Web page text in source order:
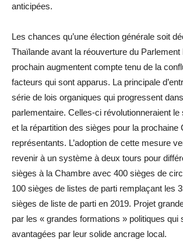
anticipées.
Les chances qu’une élection générale soit
Thaïlande avant la réouverture du Parlement
prochain augmentent compte tenu de la
facteurs qui sont apparus. La principale
série de lois organiques qui progressent
parlementaire. Celles-ci révolutionneraient
et la répartition des sièges pour la prochaine
représentants. L’adoption de cette mesure
revenir à un système à deux tours pour
sièges à la Chambre avec 400 sièges de
100 sièges de listes de parti remplaçant les
sièges de liste de parti en 2019. Projet
par les « grandes formations » politiques qui
avantagées par leur solide ancrage local.